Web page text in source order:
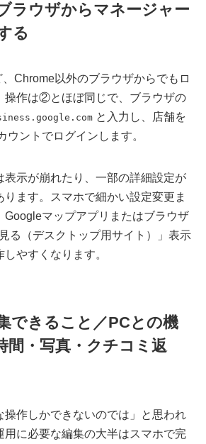
ラウザからマネージャー
る
Chrome以外のブラウザからでもロ
操作は②とほぼ同じで、ブラウザの
と入力し、店舗を
ウントでログインします。
表示が崩れたり、一部の詳細設定が
ります。スマホで細かい設定変更ま
Googleマップアプリまたはブラウザ
る（デスクトップ用サイト）」表示
やすくなります。
できること／PCとの機
間・写真・クチコミ返
操作しかできないのでは」と思われ
用に必要な編集の大半はスマホで完